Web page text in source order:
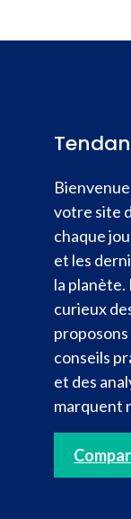
votre site
chaque
et les
la planète.
curieux
conseils
et des
marquent